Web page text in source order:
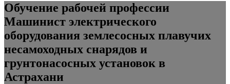
Обучение рабочей профессии
Машинист электрического
оборудования землесосных плавучих
несамоходных снарядов и
грунтонасосных установок в
Астрахани